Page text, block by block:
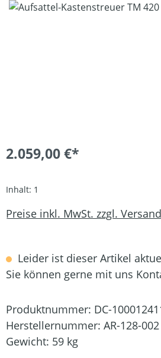
Bildergalerie überspringen
2.059,00 €*
Inhalt: 1
Preise inkl. MwSt. zzgl.
Leider ist dieser Artikel
Sie können gerne mit uns
Produktnummer: DC-
Herstellernummer: AR-128-002
Gewicht: 59 kg